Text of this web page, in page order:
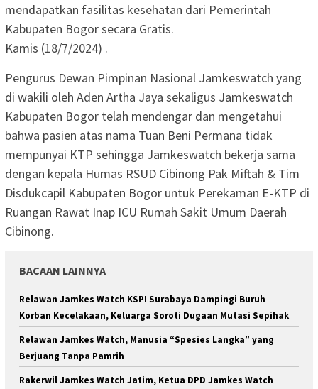
mendapatkan fasilitas kesehatan dari Pemerintah
Kabupaten Bogor secara Gratis.
Kamis (18/7/2024) .
Pengurus Dewan Pimpinan Nasional Jamkeswatch yang
di wakili oleh Aden Artha Jaya sekaligus Jamkeswatch
Kabupaten Bogor telah mendengar dan mengetahui
bahwa pasien atas nama Tuan Beni Permana tidak
mempunyai KTP sehingga Jamkeswatch bekerja sama
dengan kepala Humas RSUD Cibinong Pak Miftah & Tim
Disdukcapil Kabupaten Bogor untuk Perekaman E-KTP di
Ruangan Rawat Inap ICU Rumah Sakit Umum Daerah
Cibinong.
BACAAN LAINNYA
Relawan Jamkes Watch KSPI Surabaya Dampingi Buruh
Korban Kecelakaan, Keluarga Soroti Dugaan Mutasi Sepihak
Relawan Jamkes Watch, Manusia “Spesies Langka” yang
Berjuang Tanpa Pamrih
Rakerwil Jamkes Watch Jatim, Ketua DPD Jamkes Watch